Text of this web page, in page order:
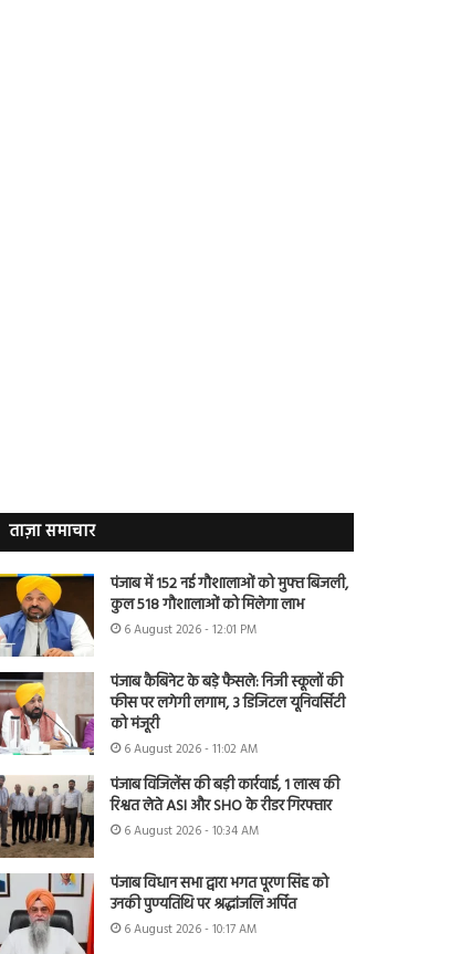
ताज़ा समाचार
पंजाब में 152 नई गौशालाओं को मुफ्त बिजली,
कुल 518 गौशालाओं को मिलेगा लाभ
6 August 2026 - 12:01 PM
पंजाब कैबिनेट के बड़े फैसले: निजी स्कूलों की
फीस पर लगेगी लगाम, 3 डिजिटल यूनिवर्सिटी
को मंजूरी
6 August 2026 - 11:02 AM
पंजाब विजिलेंस की बड़ी कार्रवाई, 1 लाख की
रिश्वत लेते ASI और SHO के रीडर गिरफ्तार
6 August 2026 - 10:34 AM
पंजाब विधान सभा द्वारा भगत पूरण सिंह को
उनकी पुण्यतिथि पर श्रद्धांजलि अर्पित
6 August 2026 - 10:17 AM